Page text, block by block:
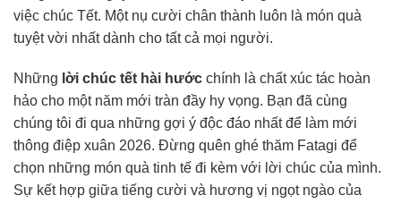
việc chúc Tết. Một nụ cười chân thành luôn là món quà
tuyệt vời nhất dành cho tất cả mọi người.
Những lời chúc tết hài hước chính là chất xúc tác hoàn
hảo cho một năm mới tràn đầy hy vọng. Bạn đã cùng
chúng tôi đi qua những gợi ý độc đáo nhất để làm mới
thông điệp xuân 2026. Đừng quên ghé thăm Fatagi để
chọn những món quà tinh tế đi kèm với lời chúc của mình.
Sự kết hợp giữa tiếng cười và hương vị ngọt ngào của